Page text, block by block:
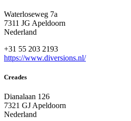
Waterloseweg 7a
7311 JG Apeldoorn
Nederland
+31 55 203 2193
https://www.diversions.nl/
Creades
Dianalaan 126
7321 GJ Apeldoorn
Nederland